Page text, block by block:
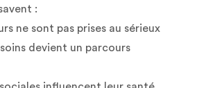
:
ne sont pas prises au sérieux
devient un parcours